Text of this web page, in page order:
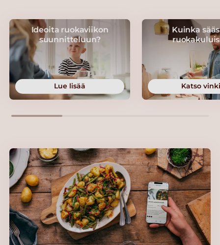
Ideoita ruokaviikon
suunnitteluun?
Lue lisää
Kuinka
Katso